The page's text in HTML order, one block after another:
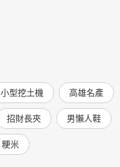
小型挖土機 高雄名產
招財長夾 男懶人鞋
粳米